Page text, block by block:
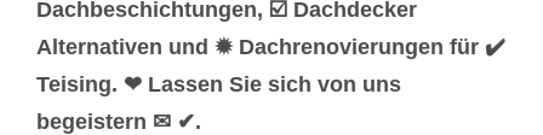
Dachbeschichtungen, ☑️ Dachdecker
Alternativen und ✹ Dachrenovierungen für ✔️
Teising. ❤ Lassen Sie sich von uns
begeistern ✉ ✔.